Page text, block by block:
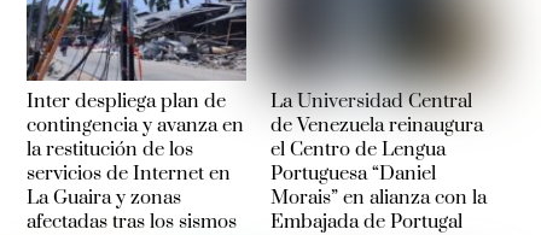
Inter despliega plan de
contingencia y avanza en
la restitución de los
servicios de Internet en
La Guaira y zonas
afectadas tras los sismos
La Universidad Central
de Venezuela reinaugura
el Centro de Lengua
Portuguesa “Daniel
Morais” en alianza con la
Embajada de Portugal